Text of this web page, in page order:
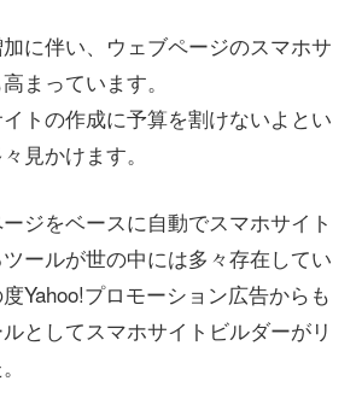
に伴い、ウェブページのスマホサ
まっています。
トの作成に予算を割けないよとい
見かけます。
ジをベースに自動でスマホサイト
ールが世の中には多々存在してい
Yahoo!プロモーション広告からも
としてスマホサイトビルダーがリ